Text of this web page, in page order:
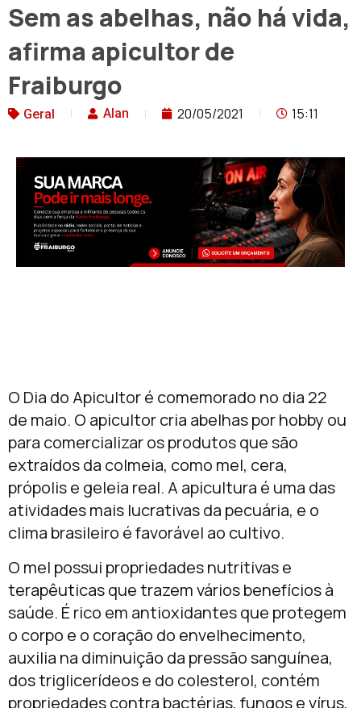
Sem as abelhas, não há vida,
afirma apicultor de
Fraiburgo
Geral Alan 20/05/2021 15:11
O Dia do Apicultor é comemorado no dia 22
de maio. O apicultor cria abelhas por hobby ou
para comercializar os produtos que são
extraídos da colmeia, como mel, cera,
própolis e geleia real. A apicultura é uma das
atividades mais lucrativas da pecuária, e o
clima brasileiro é favorável ao cultivo.
O mel possui propriedades nutritivas e
terapêuticas que trazem váriosbenefícios à
saúde. É rico em antioxidantes que protegem
o corpo e o coração do envelhecimento,
auxilia na diminuição da pressão sanguínea,
dos triglicerídeos e do colesterol, contém
propriedades contra bactérias, fungos e vírus,